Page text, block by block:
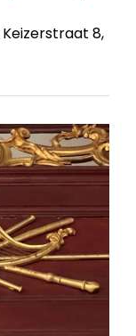
Keizerstraat 8,